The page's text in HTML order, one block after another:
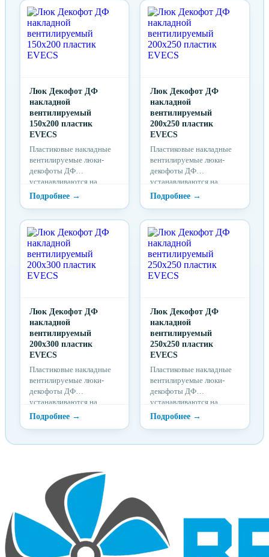
Люк Декофот ДФ
накладной
вентилируемый
150х200 пластик
EVECS
Пластиковые накладные
вентилируемые люки-
декофоты ДФ
устанавливаются на
поверхность стены
Люк Декофот ДФ
накладной
вентилируемый
200х250 пластик
EVECS
Пластиковые накладные
вентилируемые люки-
декофоты ДФ
устанавливаются на
поверхность стены
Люк Декофот ДФ
накладной
вентилируемый
200х300 пластик
EVECS
Пластиковые накладные
вентилируемые люки-
декофоты ДФ
устанавливаются на
поверхность стены
Люк Декофот ДФ
накладной
вентилируемый
250х250 пластик
EVECS
Пластиковые накладные
вентилируемые люки-
декофоты ДФ
устанавливаются на
поверхность стены